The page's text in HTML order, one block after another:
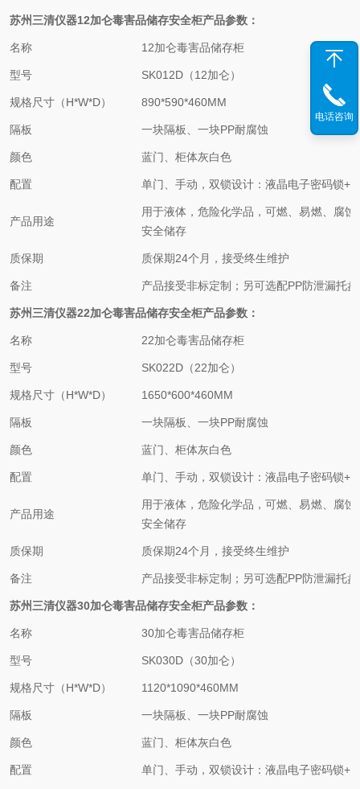
苏州三清仪器12加仑毒害品储存安全柜产品参数：
名称 12加仑毒害品储存柜
型号 SK012D（12加仑）
规格尺寸（H*W*D） 890*590*460MM
隔板 一块隔板、一块PP耐腐蚀
颜色 蓝门、柜体灰白色
配置 单门、手动，双锁设计：液晶电子密码锁+
产品用途
用于液体，危险化学品，可燃、易燃、腐
安全储存
质保期 质保期24个月，接受终生维护
备注 产品接受非标定制；另可选配PP防泄漏托盘
苏州三清仪器22加仑毒害品储存安全柜产品参数：
名称 22加仑毒害品储存柜
型号 SK022D（22加仑）
规格尺寸（H*W*D） 1650*600*460MM
隔板 一块隔板、一块PP耐腐蚀
颜色 蓝门、柜体灰白色
配置 单门、手动，双锁设计：液晶电子密码锁+
产品用途
用于液体，危险化学品，可燃、易燃、腐
安全储存
质保期 质保期24个月，接受终生维护
备注 产品接受非标定制；另可选配PP防泄漏托盘
苏州三清仪器30加仑毒害品储存安全柜产品参数：
名称 30加仑毒害品储存柜
型号 SK030D（30加仑）
规格尺寸（H*W*D） 1120*1090*460MM
隔板 一块隔板、一块PP耐腐蚀
颜色 蓝门、柜体灰白色
配置 单门、手动，双锁设计：液晶电子密码锁+
电话咨询